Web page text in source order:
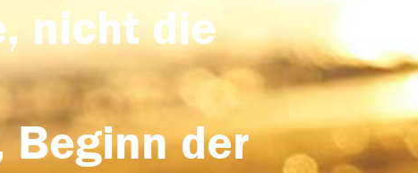
nicht die
Beginn der